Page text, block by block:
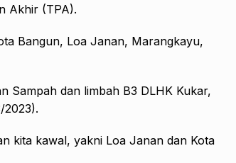
Akhir (TPA).
Bangun, Loa Janan, Marangkayu,
Sampah dan limbah B3 DLHK Kukar,
2023).
kita kawal, yakni Loa Janan dan Kota